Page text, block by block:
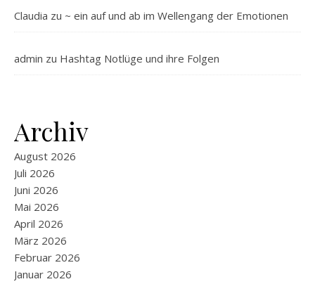
Claudia zu ~ ein auf und ab im Wellengang der Emotionen
admin zu Hashtag Notlüge und ihre Folgen
Archiv
August 2026
Juli 2026
Juni 2026
Mai 2026
April 2026
März 2026
Februar 2026
Januar 2026